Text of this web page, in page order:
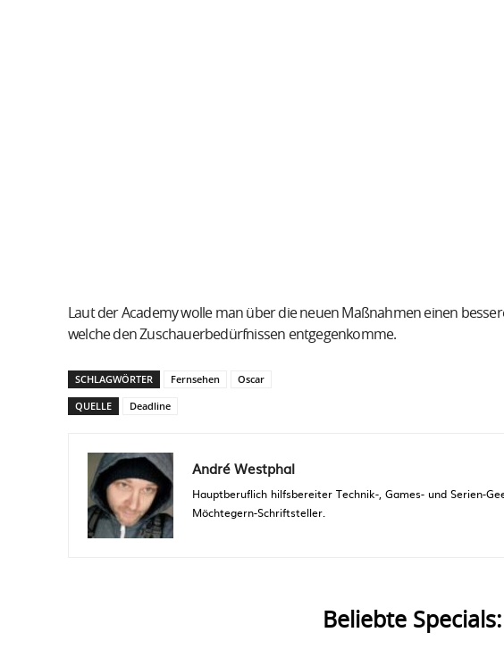
Laut der Academy wolle man über die neuen Maßnahmen einen
welche den Zuschauerbedürfnissen entgegenkomme.
SCHLAGWÖRTER Fernsehen
Oscar
QUELLE
Deadline
André Westphal
Hauptberuflich hilfsbereiter Technik-, Games- und Serien-
Möchtegern-Schriftsteller.
Beliebte Specials: